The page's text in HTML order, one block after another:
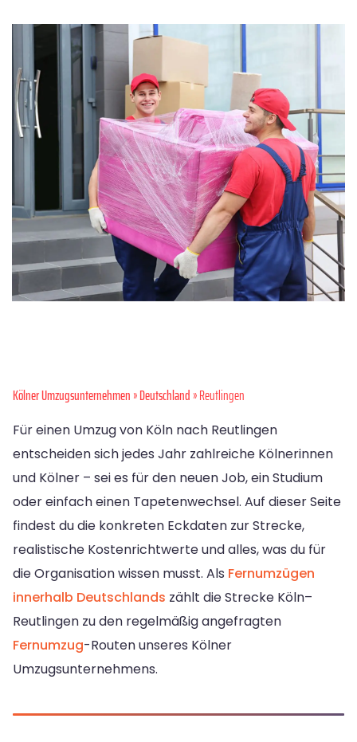
Kölner Umzugsunternehmen»Deutschland» Reutlingen
Für einen Umzug von Köln nach Reutlingen
entscheiden sich jedes Jahr zahlreiche Kölnerinnen
und Kölner – sei es für den neuen Job, ein Studium
oder einfach einen Tapetenwechsel. Auf dieser Seite
findest du die konkreten Eckdaten zur Strecke,
realistische Kostenrichtwerte und alles, was du für
die Organisation wissen musst. Als Fernumzügen
innerhalb Deutschlands zählt die Strecke Köln–
Reutlingen zu den regelmäßig angefragten
Fernumzug-Routen unseres Kölner
Umzugsunternehmens.